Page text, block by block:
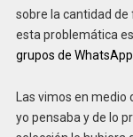
sobre la cantidad
esta problemática
grupos de
Las vimos en
yo pensaba y de lo